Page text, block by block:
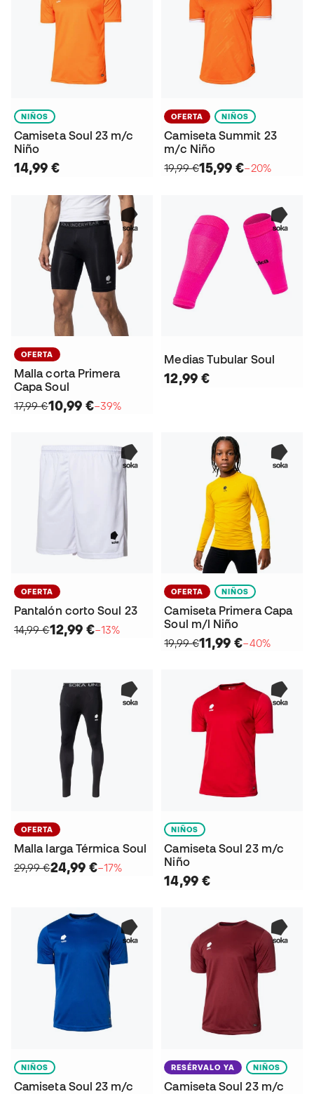
NIÑOS
Camiseta Soul 23 m/c
Niño
14,99 €
OFERTA NIÑOS
Camiseta Summit 23
m/c Niño
19,99 €15,99 €−20%
OFERTA
Malla corta Primera
Capa Soul
17,99 €10,99 €−39%
Medias Tubular Soul
12,99 €
OFERTA
Pantalón corto Soul 23
14,99 €12,99 €−13%
OFERTA NIÑOS
Camiseta Primera Capa
Soul m/l Niño
19,99 €11,99 €−40%
OFERTA
Malla larga Térmica Soul
29,99 €24,99 €−17%
NIÑOS
Camiseta Soul 23 m/c
Niño
14,99 €
NIÑOS
Camiseta Soul 23 m/c
RESÉRVALO YA NIÑOS
Camiseta Soul 23 m/c